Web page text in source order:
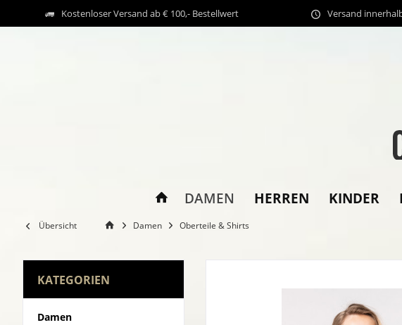
Kostenloser Versand ab € 100,- Bestellwert Versand
DAMEN HERREN KINDER
Übersicht Damen Oberteile & Shirts
KATEGORIEN
Damen